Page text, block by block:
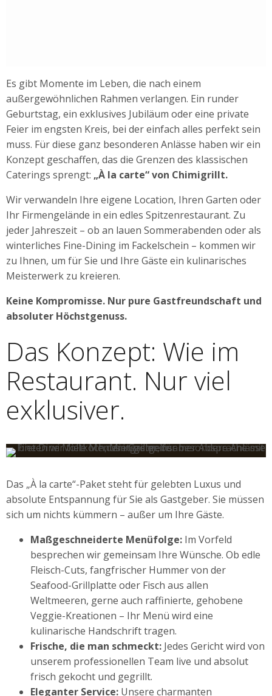
Es gibt Momente im Leben, die nach einem
außergewöhnlichen Rahmen verlangen. Ein runder
Geburtstag, ein exklusives Jubiläum oder eine private
Feier im engsten Kreis, bei der einfach alles perfekt sein
muss. Für diese ganz besonderen Anlässe haben wir ein
Konzept geschaffen, das die Grenzen des klassischen
Caterings sprengt: „À la carte“ von Chimigrillt.
Wir verwandeln Ihre eigene Location, Ihren Garten oder
Ihr Firmengelände in ein edles Spitzenrestaurant. Zu
jeder Jahreszeit – ob an lauen Sommerabenden oder als
winterliches Fine-Dining im Fackelschein – kommen wir
zu Ihnen, um für Sie und Ihre Gäste ein kulinarisches
Meisterwerk zu kreieren.
Keine Kompromisse. Nur pure Gastfreundschaft und
absoluter Höchstgenuss.
Das Konzept: Wie im
Restaurant. Nur viel
exklusiver.
Das „À la carte“-Paket steht für gelebten Luxus und
absolute Entspannung für Sie als Gastgeber. Sie müssen
sich um nichts kümmern – außer um Ihre Gäste.
Maßgeschneiderte Menüfolge: Im Vorfeld
besprechen wir gemeinsam Ihre Wünsche. Ob edle
Fleisch-Cuts, fangfrischer Hummer von der
Seafood-Grillplatte oder Fisch aus allen
Weltmeeren, gerne auch raffinierte, gehobene
Veggie-Kreationen – Ihr Menü wird eine
kulinarische Handschrift tragen.
Frische, die man schmeckt: Jedes Gericht wird von
unserem professionellen Team live und absolut
frisch gekocht und gegrillt.
Eleganter Service: Unsere charmanten